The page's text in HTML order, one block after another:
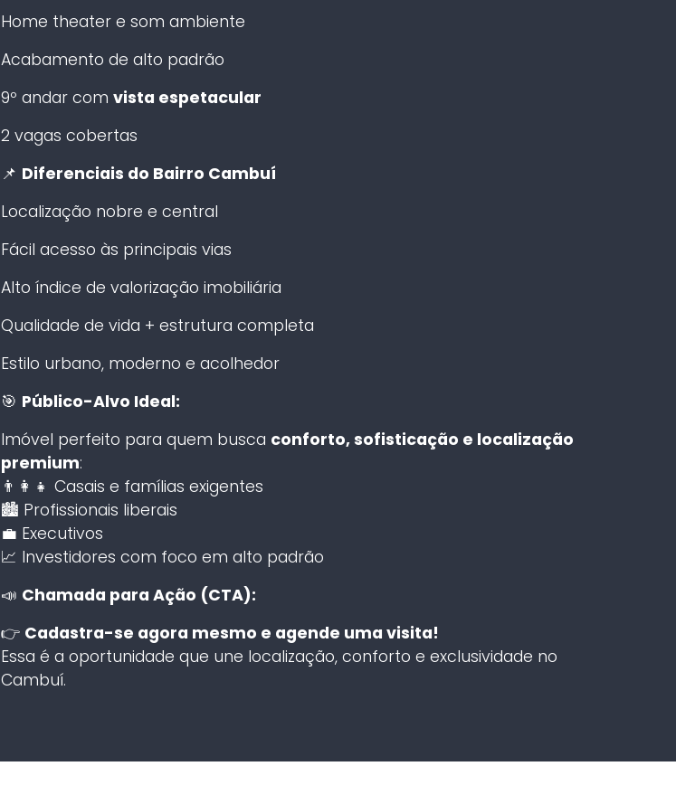
Home theater e som ambiente
Acabamento de alto padrão
9º andar com vista espetacular
2 vagas cobertas
📌 Diferenciais do Bairro Cambuí
Localização nobre e central
Fácil acesso às principais vias
Alto índice de valorização imobiliária
Qualidade de vida + estrutura completa
Estilo urbano, moderno e acolhedor
🎯 Público-Alvo Ideal:
Imóvel perfeito para quem busca conforto, sofisticação e localização
premium:
👨‍👩‍👧 Casais e famílias exigentes
🏙️ Profissionais liberais
💼 Executivos
📈 Investidores com foco em alto padrão
📣 Chamada para Ação (CTA):
👉 Cadastra-se agora mesmo e agende uma visita!
Essa é a oportunidade que une localização, conforto e exclusividade no
Cambuí.